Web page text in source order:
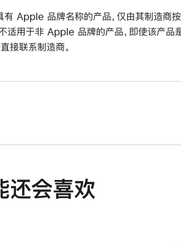
有 Apple 品牌名称的产品，仅由其制造商
适用于非 Apple 品牌的产品，即使该产
接联系制造商。
还会喜欢